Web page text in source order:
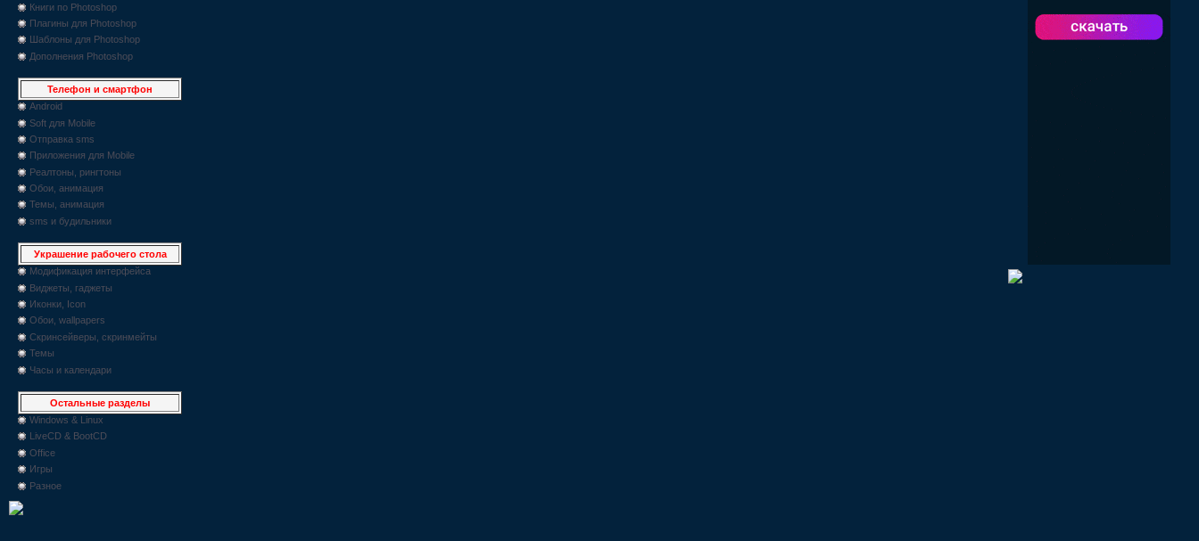
Книги по Photoshop
Плагины для Photoshop
Шаблоны для Photoshop
Дополнения Photoshop
Телефон и смартфон
Android
Soft для Mobile
Отправка sms
Приложения для Mobile
Реалтоны, рингтоны
Обои, анимация
Темы, анимация
sms и будильники
Украшение рабочего стола
Модификация интерфейса
Виджеты, гаджеты
Иконки, Icon
Обои, wallpapers
Скринсейверы, скринмейты
Темы
Часы и календари
Остальные разделы
Windows & Linux
LiveCD & BootCD
Office
Игры
Разное